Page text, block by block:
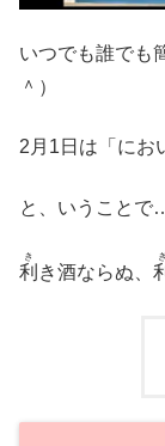
いつでも誰でも
＾）
2月1日は「にお
と、いうこと
利
き
き酒ならぬ、
き